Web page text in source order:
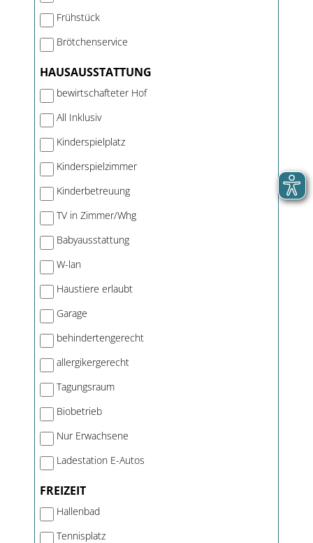
Frühstück
Brötchenservice
HAUSAUSSTATTUNG
bewirtschafteter Hof
All Inklusiv
Kinderspielplatz
Kinderspielzimmer
Kinderbetreuung
TV in Zimmer/Whg
Babyausstattung
W-lan
Haustiere erlaubt
Garage
behindertengerecht
allergikergerecht
Tagungsraum
Biobetrieb
Nur Erwachsene
Ladestation E-Autos
FREIZEIT
Hallenbad
Tennisplatz